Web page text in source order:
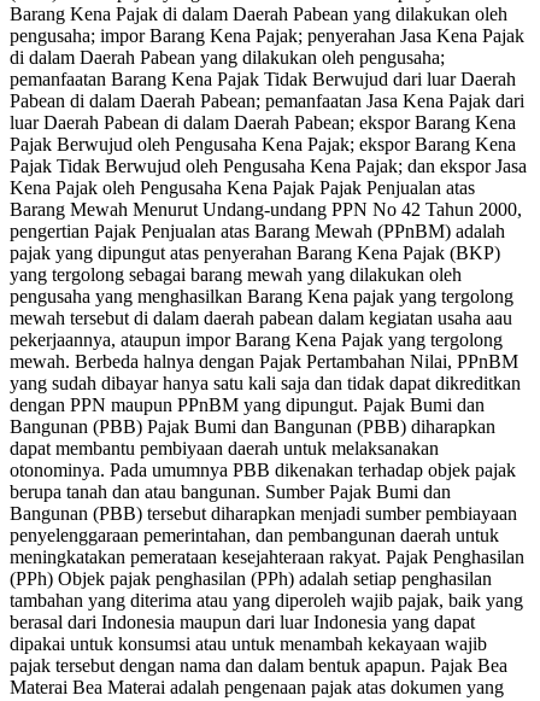
Barang Kena Pajak di dalam Daerah Pabean yang dilakukan oleh
pengusaha; impor Barang Kena Pajak; penyerahan Jasa Kena Pajak
di dalam Daerah Pabean yang dilakukan oleh pengusaha;
pemanfaatan Barang Kena Pajak Tidak Berwujud dari luar Daerah
Pabean di dalam Daerah Pabean; pemanfaatan Jasa Kena Pajak dari
luar Daerah Pabean di dalam Daerah Pabean; ekspor Barang Kena
Pajak Berwujud oleh Pengusaha Kena Pajak; ekspor Barang Kena
Pajak Tidak Berwujud oleh Pengusaha Kena Pajak; dan ekspor Jasa
Kena Pajak oleh Pengusaha Kena Pajak Pajak Penjualan atas
Barang Mewah Menurut Undang-undang PPN No 42 Tahun 2000,
pengertian Pajak Penjualan atas Barang Mewah (PPnBM) adalah
pajak yang dipungut atas penyerahan Barang Kena Pajak (BKP)
yang tergolong sebagai barang mewah yang dilakukan oleh
pengusaha yang menghasilkan Barang Kena pajak yang tergolong
mewah tersebut di dalam daerah pabean dalam kegiatan usaha aau
pekerjaannya, ataupun impor Barang Kena Pajak yang tergolong
mewah. Berbeda halnya dengan Pajak Pertambahan Nilai, PPnBM
yang sudah dibayar hanya satu kali saja dan tidak dapat dikreditkan
dengan PPN maupun PPnBM yang dipungut. Pajak Bumi dan
Bangunan (PBB) Pajak Bumi dan Bangunan (PBB) diharapkan
dapat membantu pembiyaan daerah untuk melaksanakan
otonominya. Pada umumnya PBB dikenakan terhadap objek pajak
berupa tanah dan atau bangunan. Sumber Pajak Bumi dan
Bangunan (PBB) tersebut diharapkan menjadi sumber pembiayaan
penyelenggaraan pemerintahan, dan pembangunan daerah untuk
meningkatakan pemerataan kesejahteraan rakyat. Pajak Penghasilan
(PPh) Objek pajak penghasilan (PPh) adalah setiap penghasilan
tambahan yang diterima atau yang diperoleh wajib pajak, baik yang
berasal dari Indonesia maupun dari luar Indonesia yang dapat
dipakai untuk konsumsi atau untuk menambah kekayaan wajib
pajak tersebut dengan nama dan dalam bentuk apapun. Pajak Bea
Materai Bea Materai adalah pengenaan pajak atas dokumen yang